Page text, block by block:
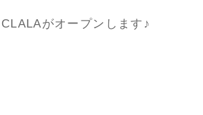
がオープンします♪